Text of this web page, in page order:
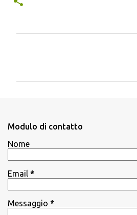
i
Modulo di contatto
Nome
Email *
Messaggio *